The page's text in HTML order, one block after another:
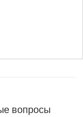
вопросы